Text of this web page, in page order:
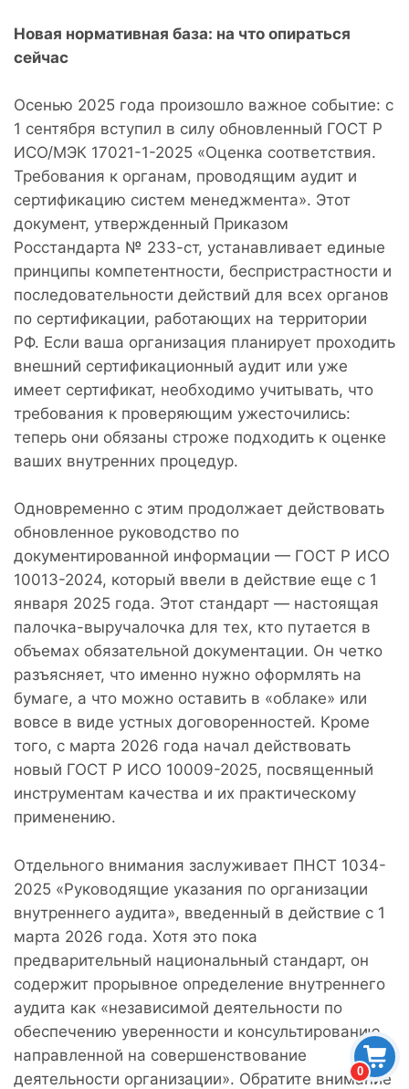
0
Новая нормативная база: на что опираться
сейчас
Осенью 2025 года произошло важное событие: с
1 сентября вступил в силу обновленный ГОСТ Р
ИСО/МЭК 17021-1-2025 «Оценка соответствия.
Требования к органам, проводящим аудит и
сертификацию систем менеджмента». Этот
документ, утвержденный Приказом
Росстандарта № 233-ст, устанавливает единые
принципы компетентности, беспристрастности и
последовательности действий для всех органов
по сертификации, работающих на территории
РФ. Если ваша организация планирует проходить
внешний сертификационный аудит или уже
имеет сертификат, необходимо учитывать, что
требования к проверяющим ужесточились:
теперь они обязаны строже подходить к оценке
ваших внутренних процедур.
Одновременно с этим продолжает действовать
обновленное руководство по
документированной информации — ГОСТ Р ИСО
10013-2024, который ввели в действие еще с 1
января 2025 года. Этот стандарт — настоящая
палочка-выручалочка для тех, кто путается в
объемах обязательной документации. Он четко
разъясняет, что именно нужно оформлять на
бумаге, а что можно оставить в «облаке» или
вовсе в виде устных договоренностей. Кроме
того, с марта 2026 года начал действовать
новый ГОСТ Р ИСО 10009-2025, посвященный
инструментам качества и их практическому
применению.
Отдельного внимания заслуживает ПНСТ 1034-
2025 «Руководящие указания по организации
внутреннего аудита», введенный в действие с 1
марта 2026 года. Хотя это пока
предварительный национальный стандарт, он
содержит прорывное определение внутреннего
аудита как «независимой деятельности по
обеспечению уверенности и консультированию,
направленной на совершенствование
деятельности организации». Обратите внимание